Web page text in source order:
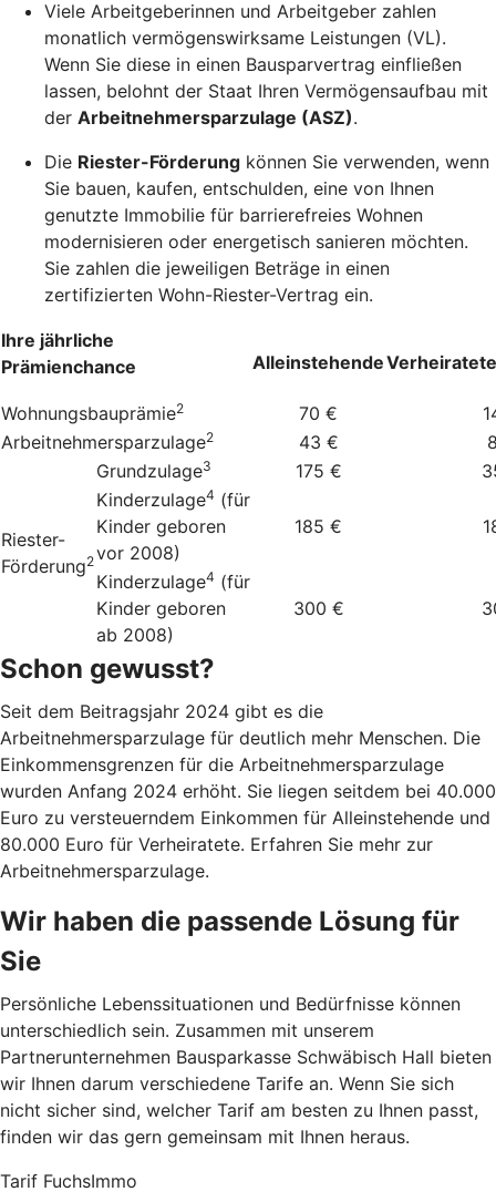
Viele Arbeitgeberinnen und Arbeitgeber zahlen
monatlich vermögenswirksame Leistungen (VL).
Wenn Sie diese in einen Bausparvertrag einfließen
lassen, belohnt der Staat Ihren Vermögensaufbau mit
der Arbeitnehmersparzulage (ASZ).
Die Riester-Förderung können Sie verwenden, wenn
Sie bauen, kaufen, entschulden, eine von Ihnen
genutzte Immobilie für barrierefreies Wohnen
modernisieren oder energetisch sanieren möchten.
Sie zahlen die jeweiligen Beträge in einen
zertifizierten Wohn-Riester-Vertrag ein.
Ihre jährliche
Prämienchance
Alleinstehende
Wohnungsbauprämie2 70 €
Arbeitnehmersparzulage2 43 €
Riester-
Förderung2
Grundzulage3 175 €
Kinderzulage4 (für
Kinder geboren
vor 2008)
185 €
Kinderzulage4 (für
Kinder geboren
ab 2008)
300 €
Schon gewusst?
Seit dem Beitragsjahr 2024 gibt es die
Arbeitnehmersparzulage für deutlich mehr Menschen. Die
Einkommensgrenzen für die Arbeitnehmersparzulage
wurden Anfang 2024 erhöht. Sie liegen seitdem bei 40.000
Euro zu versteuerndem Einkommen für Alleinstehende und
80.000 Euro für Verheiratete. Erfahren Sie mehr zur
Arbeitnehmersparzulage.
Wir haben die passende Lösung für
Sie
Persönliche Lebenssituationen und Bedürfnisse können
unterschiedlich sein. Zusammen mit unserem
Partnerunternehmen Bausparkasse Schwäbisch Hall bieten
wir Ihnen darum verschiedene Tarife an. Wenn Sie sich
nicht sicher sind, welcher Tarif am besten zu Ihnen passt,
finden wir das gern gemeinsam mit Ihnen heraus.
Tarif FuchsImmo